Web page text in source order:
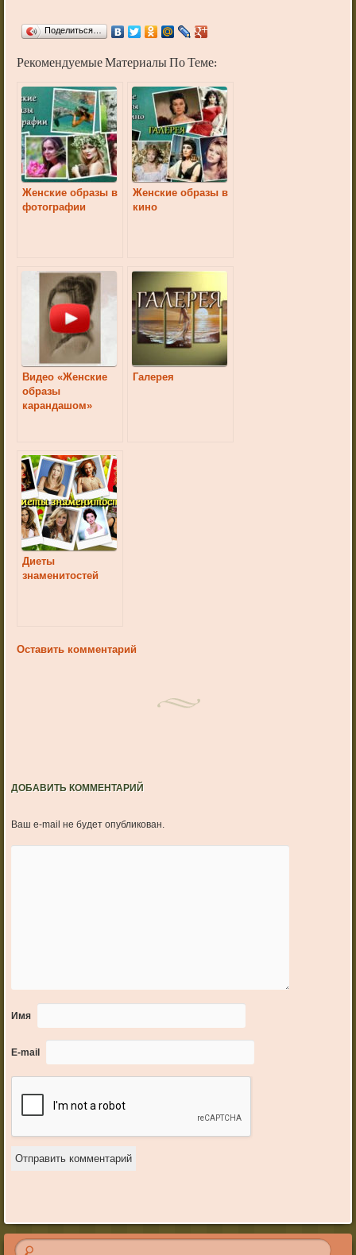
Поделиться…
Рекомендуемые Материалы По Теме:
Женские образы в
фотографии
Женские образы в
кино
Видео «Женские
образы
карандашом»
Галерея
Диеты
знаменитостей
Оставить комментарий
ДОБАВИТЬ КОММЕНТАРИЙ
Ваш e-mail не будет опубликован.
Имя
E-mail